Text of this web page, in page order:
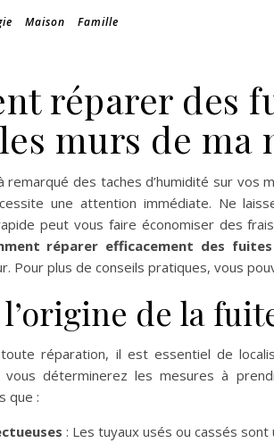
Maison Famille
réparer des
les murs de ma
remarqué des taches d’humidité sur vos
une attention immédiate. Ne
peut vous faire économiser des
réparer efficacement des fuites
Pour plus de conseils pratiques, vous
de la
toute réparation, il est essentiel de
vous déterminerez les mesures à
que :
: Les tuyaux usés ou cassés